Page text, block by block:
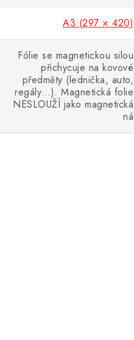
A3 (297 × 420)
Fólie se magnetickou silou
přichycuje na kovové
předměty (lednička, auto,
regály…). Magnetická folie
NESLOUŽÍ jako magnetická
ná